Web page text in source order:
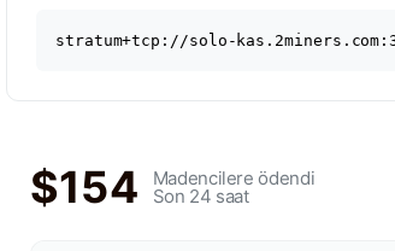
stratum+tcp://solo-
$154 Madencilere ödendi
Son 24 saat